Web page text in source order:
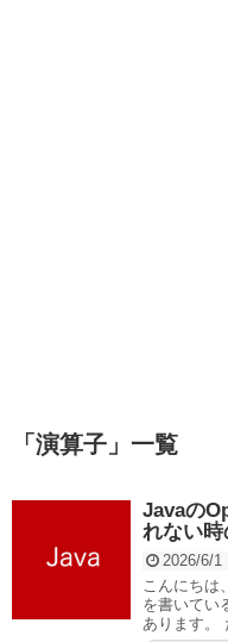
「 演算子 」 一覧
Javaの
れない
2026/6/1
こんにちは
を書いてい
あります。